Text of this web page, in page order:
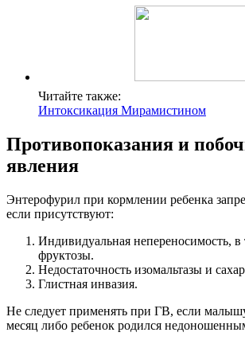
Читайте также:
Интоксикация Мирамистином
Противопоказания и
явления
Энтерофурил при кормлении ребенка
если присутствуют:
Индивидуальная непереносимость, в
фруктозы.
Недостаточность изомальтазы и
Глистная инвазия.
Не следует применять при ГВ, если
месяц либо ребенок родился